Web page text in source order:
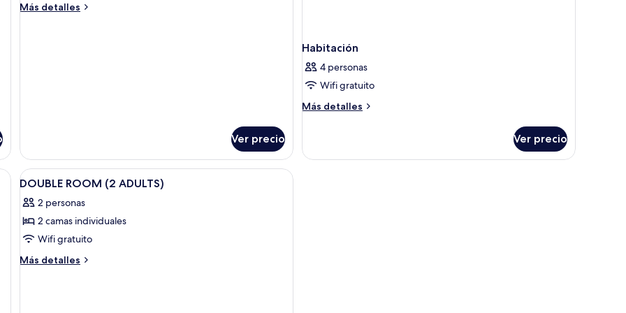
Más detalles
Más
Ver precio
Habitación
4 personas
Wifi gratuito
Más detalles
Más
Ver precio
Abrir
todas
las
fotos
de
DOUBLE
Caja de seguridad en la habitación, escritorio y wifi gratis
5
DOUBLE ROOM (2 ADULTS)
2 personas
2 camas individuales
Wifi gratuito
Más detalles
Más